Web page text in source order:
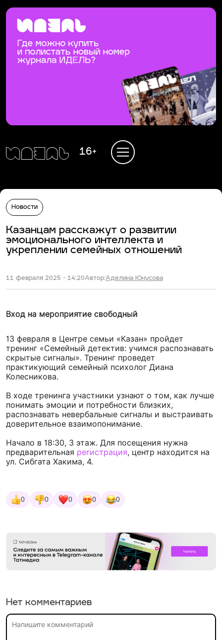
16+
Новости
Казанцам расскажут о развитии
эмоционального интеллекта и
укреплении семейных отношений
11 февраля 2025 - 14:20Автор:Аделина Юнусова
Вход на мероприятие свободный
13 февраля в Центре семьи «Казан» пройдет
тренинг «Семейный детектив: учимся распознавать
скрытые сигналы». Тренинг проведет
практикующий семейный психолог Диана
Колесникова.
В ходе тренинга участники узнают о том, как лучше
понимать эмоции и потребности близких,
распознавать невербальные сигналы и выстраивать
доверительное взаимопонимание.
Начало в 18:30, 3 этаж. Для посещения нужна
предварительная регистрация, центр находится на
ул. Сибгата Хакима, 4.
0 0 0 0 0
Нет комментариев